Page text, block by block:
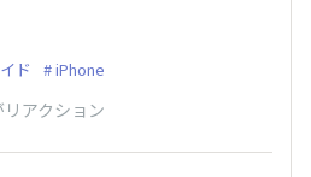
ド iPhone
リアクション